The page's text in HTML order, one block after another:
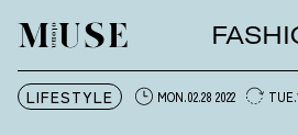
オトナミューズ ウェブ
LIFESTYLE MON.02.28 2022